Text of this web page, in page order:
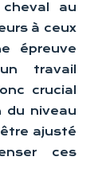
cheval au
à ceux
épreuve
travail
crucial
du niveau
ajusté
ces